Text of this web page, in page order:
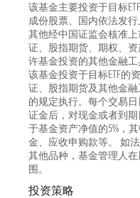
该基金主要投资于目标
成份股票、国内依法发
其他经中国证监会核准
证、股指期货、期权、
许基金投资的其他金融工
该基金投资于目标ETF的
证、股指期货及其他金
的规定执行。每个交易
证金后，对现金或者到
于基金资产净值的5%，
金、应收申购款等。 如
其他品种，基金管理人
围。
投资策略